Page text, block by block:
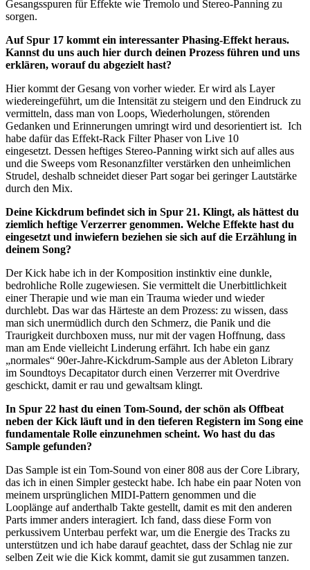
Gesangsspuren für Effekte wie Tremolo und Stereo-Panning zu
sorgen.
Auf Spur 17 kommt ein interessanter Phasing-Effekt heraus.
Kannst du uns auch hier durch deinen Prozess führen und uns
erklären, worauf du abgezielt hast?
Hier kommt der Gesang von vorher wieder. Er wird als Layer
wiedereingeführt, um die Intensität zu steigern und den Eindruck zu
vermitteln, dass man von Loops, Wiederholungen, störenden
Gedanken und Erinnerungen umringt wird und desorientiert ist. Ich
habe dafür das Effekt-Rack Filter Phaser von Live 10
eingesetzt. Dessen heftiges Stereo-Panning wirkt sich auf alles aus
und die Sweeps vom Resonanzfilter verstärken den unheimlichen
Strudel, deshalb schneidet dieser Part sogar bei geringer Lautstärke
durch den Mix.
Deine Kickdrum befindet sich in Spur 21. Klingt, als hättest du
ziemlich heftige Verzerrer genommen. Welche Effekte hast du
eingesetzt und inwiefern beziehen sie sich auf die Erzählung in
deinem Song?
Der Kick habe ich in der Komposition instinktiv eine dunkle,
bedrohliche Rolle zugewiesen. Sie vermittelt die Unerbittlichkeit
einer Therapie und wie man ein Trauma wieder und wieder
durchlebt. Das war das Härteste an dem Prozess: zu wissen, dass
man sich unermüdlich durch den Schmerz, die Panik und die
Traurigkeit durchboxen muss, nur mit der vagen Hoffnung, dass
man am Ende vielleicht Linderung erfährt. Ich habe ein ganz
„normales“ 90er-Jahre-Kickdrum-Sample aus der Ableton Library
im Soundtoys Decapitator durch einen Verzerrer mit Overdrive
geschickt, damit er rau und gewaltsam klingt.
In Spur 22 hast du einen Tom-Sound, der schön als Offbeat
neben der Kick läuft und in den tieferen Registern im Song eine
fundamentale Rolle einzunehmen scheint. Wo hast du das
Sample gefunden?
Das Sample ist ein Tom-Sound von einer 808 aus der Core Library,
das ich in einen Simpler gesteckt habe. Ich habe ein paar Noten von
meinem ursprünglichen MIDI-Pattern genommen und die
Looplänge auf anderthalb Takte gestellt, damit es mit den anderen
Parts immer anders interagiert. Ich fand, dass diese Form von
perkussivem Unterbau perfekt war, um die Energie des Tracks zu
unterstützen und ich habe darauf geachtet, dass der Schlag nie zur
selben Zeit wie die Kick kommt, damit sie gut zusammen tanzen.